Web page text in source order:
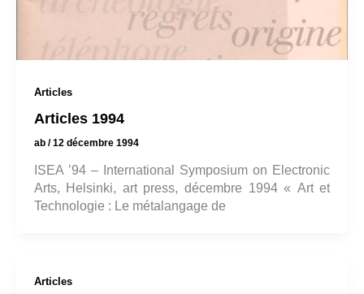
Articles
Articles 1994
ab /12 décembre 1994
ISEA ’94 – International Symposium on Electronic
Arts, Helsinki, art press, décembre 1994 « Art et
Technologie : Le métalangage de
Articles